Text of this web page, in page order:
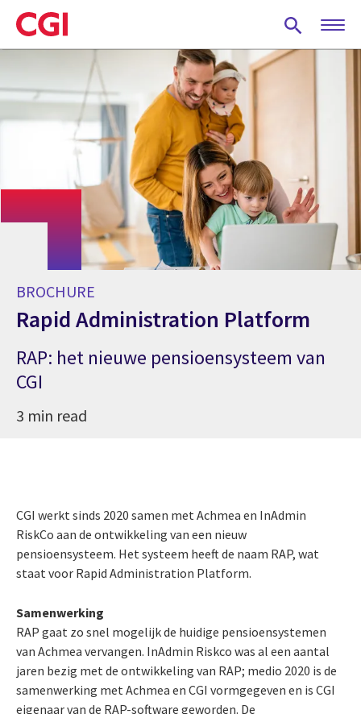
Skip
to
main
BROCHURE
Rapid Administration Platform
RAP: het nieuwe pensioensysteem van
CGI
3 min read
CGI werkt sinds 2020 samen met Achmea en InAdmin
RiskCo aan de ontwikkeling van een nieuw
pensioensysteem. Het systeem heeft de naam RAP, wat
staat voor Rapid Administration Platform.
Samenwerking
RAP gaat zo snel mogelijk de huidige pensioensystemen
van Achmea vervangen. InAdmin Riskco was al een aantal
jaren bezig met de ontwikkeling van RAP; medio 2020 is de
samenwerking met Achmea en CGI vormgegeven en is CGI
eigenaar van de RAP-software geworden. De